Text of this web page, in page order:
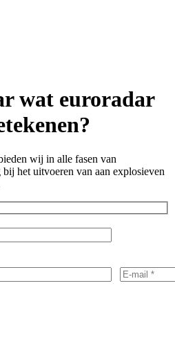
wat euroradar
wij in alle fasen van
het uitvoeren van aan explosieven